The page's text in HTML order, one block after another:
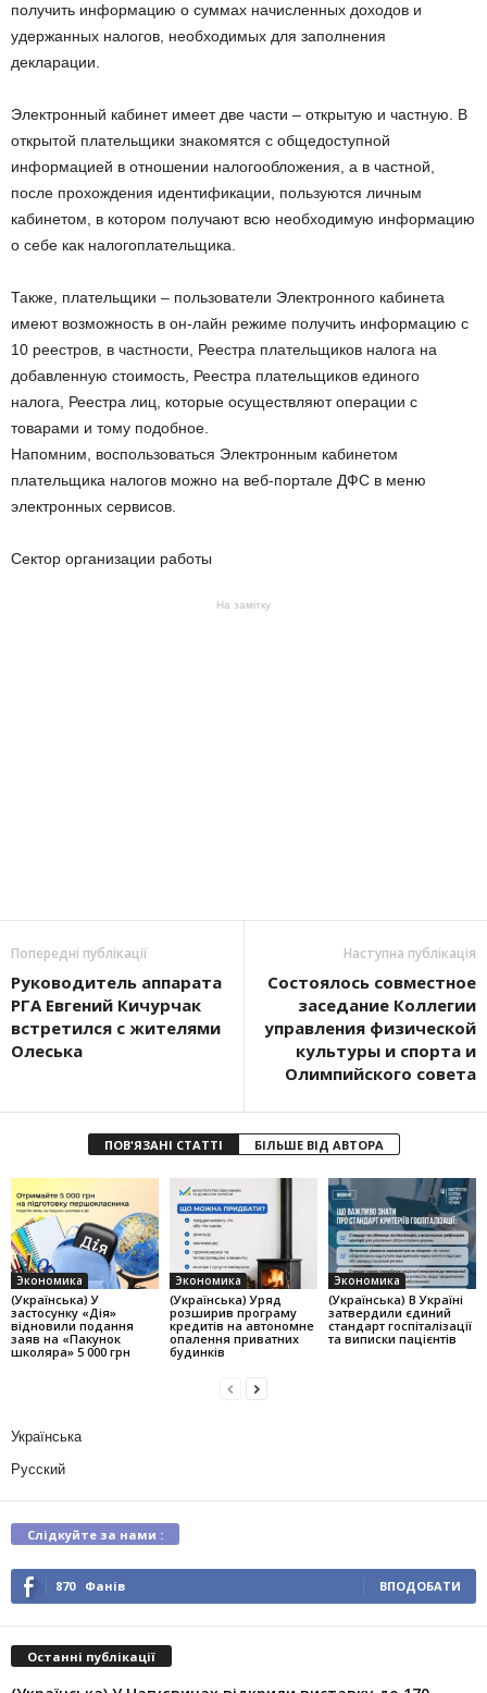
получить информацию о суммах начисленных доходов и
удержанных налогов, необходимых для заполнения
декларации.
Электронный кабинет имеет две части – открытую и частную. В
открытой плательщики знакомятся с общедоступной
информацией в отношении налогообложения, а в частной,
после прохождения идентификации, пользуются личным
кабинетом, в котором получают всю необходимую информацию
о себе как налогоплательщика.
Также, плательщики – пользователи Электронного кабинета
имеют возможность в он-лайн режиме получить информацию с
10 реестров, в частности, Реестра плательщиков налога на
добавленную стоимость, Реестра плательщиков единого
налога, Реестра лиц, которые осуществляют операции с
товарами и тому подобное.
Напомним, воспользоваться Электронным кабинетом
плательщика налогов можно на веб-портале ДФС в меню
электронных сервисов.
Сектор организации работы
На замітку
Попередні публікації
Руководитель аппарата
РГА Евгений Кичурчак
встретился с жителями
Олеська
Наступна публікація
Состоялось совместное
заседание Коллегии
управления физической
культуры и спорта и
Олимпийского совета
ПОВ'ЯЗАНІ СТАТТІ БІЛЬШЕ ВІД АВТОРА
Экономика
(Українська) У
застосунку «Дія»
відновили подання
заяв на «Пакунок
школяра» 5 000 грн
Экономика
(Українська) Уряд
розширив програму
кредитів на автономне
опалення приватних
будинків
Экономика
(Українська) В Україні
затвердили єдиний
стандарт госпіталізації
та виписки пацієнтів
Українська
Русский
Слідкуйте за нами :
870 Фанів ВПОДОБАТИ
Останні публікації